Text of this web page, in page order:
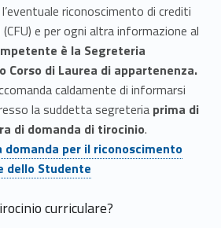
riconoscimento di crediti
e per ogni altra informazione al
è la Segreteria
Corso di Laurea di appartenenza.
caldamente di informarsi
la suddetta segreteria prima di
di domanda di tirocinio.
domanda per il riconoscimento
dello Studente
curriculare?